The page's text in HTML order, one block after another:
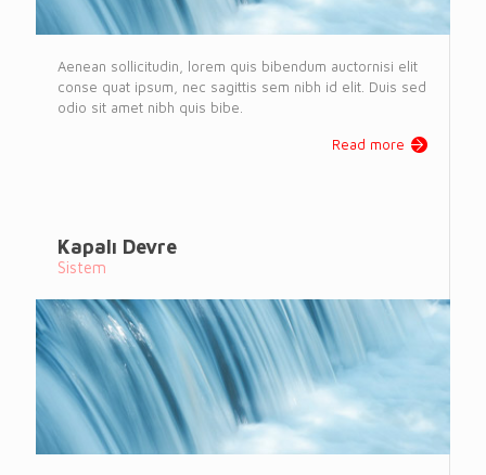
Aenean sollicitudin, lorem quis bibendum auctornisi elit
conse quat ipsum, nec sagittis sem nibh id elit. Duis sed
odio sit amet nibh quis bibe.
Read more
Kapalı Devre
Sistem